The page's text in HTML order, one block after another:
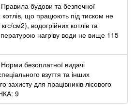
будови та безпечної
котлів, що працюють під тиском не
см2), водогрійних котлів та
нагріву води не вище 115
безоплатної видачі
взуття та інших
захисту для працівників лісового
9